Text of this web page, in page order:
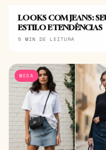
LOOKS COM JEANS:
ESTILO E TENDÊNCIAS
5 MIN DE LEITURA
MODA